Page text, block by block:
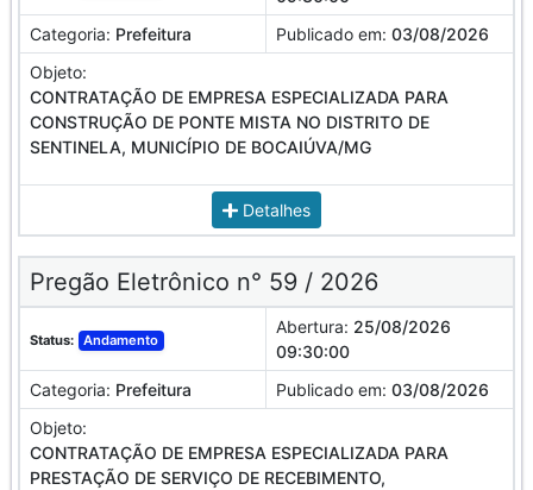
Categoria: Prefeitura Publicado em: 03/08/2026
Objeto:
CONTRATAÇÃO DE EMPRESA ESPECIALIZADA PARA
CONSTRUÇÃO DE PONTE MISTA NO DISTRITO DE
SENTINELA, MUNICÍPIO DE BOCAIÚVA/MG
Detalhes
Pregão Eletrônico n° 59 / 2026
Status: Andamento
Abertura: 25/08/2026
09:30:00
Categoria: Prefeitura Publicado em: 03/08/2026
Objeto:
CONTRATAÇÃO DE EMPRESA ESPECIALIZADA PARA
PRESTAÇÃO DE SERVIÇO DE RECEBIMENTO,